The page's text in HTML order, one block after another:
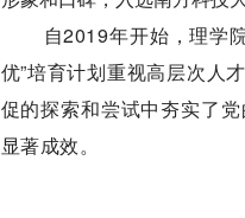
自2019年开始，理学
优”培育计划重视高层次人
促的探索和尝试中夯实了
显著成效。